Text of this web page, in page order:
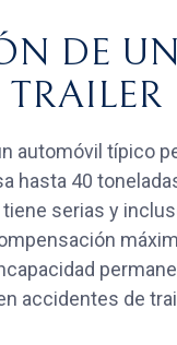
DE
automóvil típico
hasta 40
serias y
accidentes de